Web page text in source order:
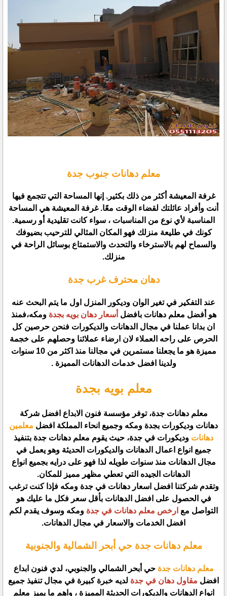
معلم دهانات جنوب جدة
غرفة المعيشة أكثر من ذلك بكثير. إنها المساحة التي تتجمع فيها
أنت وأفراد عائلتك لقضاء الوقت معًا. غرفة المعيشة هي المساحة
المناسبة لأي نوع من المناسبات ، سواء كانت تقليدية أو رسمية.
كونك في طليعة منزلك فهو المكان المثالي للترحيب بضيوفك
والسماح لهم بالاسترخاء والتحدث والاستمتاع بوسائل الراحة في
منزلك.
دهان محترف غرب جدة
عند التفكير في تغير الوان وديكور المنزل اول ما يتم البحث عنه
هو أفضل معلم دهانات بافضل أسعار دهان بويه بجدة ومكه،فمنذ
ان بدانا عملنا في مجال الدهانات والديكورات فنحن حرصين كل
الحرص على راحه العملاء لان ارضاء عملائنا وحصلهم على خجمة
مميزة هو ما يجعلنا مستمرين في مجالنا منذ اكثر من 10 سنوات
ولدينا افضل خدمات الدهانات المميزة .
معلم بويه بجدة
معلم دهانات جدة، توفر مؤسسة فنون الابداع افضل شركة
دهانات وديكورات بجدة ومكه وجميع انحاء المملكة افضل معلمين
دهانات وديكورات في جدة، حيث يقوم معلم دهانات جدة بتنفيذ
جميع انواع اعمال الدهانات والديكورات الحديثة وهو يعمل في
مجال الدهانات منذ سنوات طويله لذا فهو على درايه بجميع انواع
الدهانات الجيده التي تعطي مظهر مميز للمكان.
وتقدم شركتنا افضل اسعار دهانات في جدة ومكه فإذا كنت ترغب
في الحصول على افضل الدهانات بأقل سعر فكل ما عليك هو
التواصل مع ارخص معلم دهانات في جدة ومكه وسوف يقدم لكم
افضل الخدمات والاسعار في مجال الدهانات.
معلم دهانات جدة حي أبحر الشمالية والجنوبية
معلم دهانات جدةحي أبحر الشمالي والجنوبي، لدي فنون ابداع
افضل مقاول دهان في جدة لديه خبرة كبيرة في مجال تنفيذ جميع
انواع الدهانات والديكورات الحديثة المميزة ، واهم ما يميز معلم